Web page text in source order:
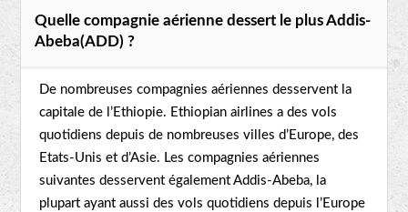
Quelle compagnie aérienne dessert le plus Addis-
Abeba(ADD) ?
De nombreuses compagnies aériennes desservent la
capitale de l’Ethiopie. Ethiopian airlines a des vols
quotidiens depuis de nombreuses villes d’Europe, des
Etats-Unis et d’Asie. Les compagnies aériennes
suivantes desservent également Addis-Abeba, la
plupart ayant aussi des vols quotidiens depuis l’Europe